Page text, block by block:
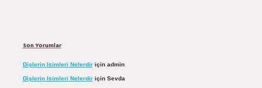
Son Yorumlar
Dişlerin Isimleri Nelerdiriçin admin
Dişlerin Isimleri Nelerdiriçin Sevda